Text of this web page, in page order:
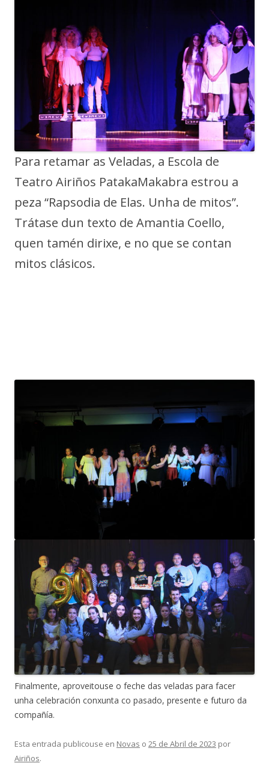
Para retamar as Veladas, a Escola de
Teatro Airiños PatakaMakabra estrou a
peza “Rapsodia de Elas. Unha de mitos”.
Trátase dun texto de Amantia Coello,
quen tamén dirixe, e no que se contan
mitos clásicos.
Finalmente, aproveitouse o feche das veladas para facer
unha celebración conxunta co pasado, presente e futuro da
compañía.
Esta entrada publicouse en Novas o 25 de Abril de 2023 por
Airiños.